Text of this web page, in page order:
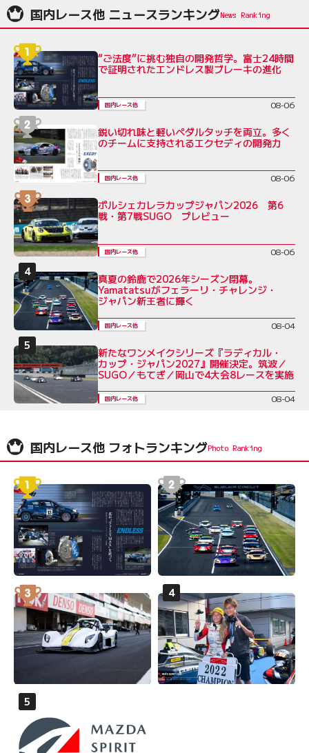
国内レース他 ニュースランキング
“ご法度”に挑む独自の開発哲学。富士24時間
で証明されたエンドレス製ブレーキの進化
国内レース他 08-06
鋭い切れ味と軽いペダルタッチを両立。多く
のチームに支持されるエクセディの開発力
国内レース他 08-06
ポルシェカレラカップジャパン2026 第6
戦・第7戦SUGO プレビュー
国内レース他 08-06
真夏の鈴鹿で2026年シーズン閉幕。
Yamatatsuがフェラーリ・チャレンジ・
ジャパン新王者に輝く
国内レース他 08-04
新たなワンメイクシリーズ『ラディカル・
カップ・ジャパン2027』開催決定。筑波／
SUGO／もてぎ／岡山で4大会8レースを実施
国内レース他 08-04
国内レース他 フォトランキング